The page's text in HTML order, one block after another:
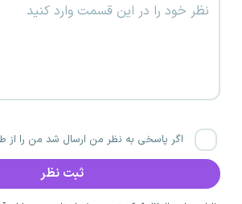
اگر پاسخی به نظر من ارسال شد من را از